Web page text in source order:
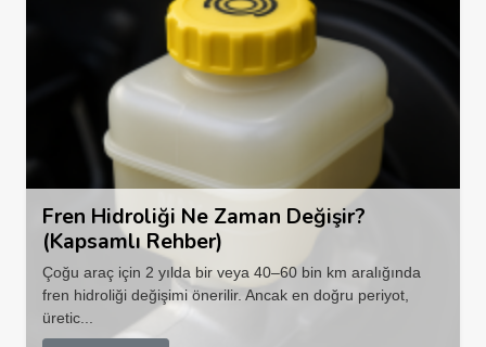
Fren Hidroliği Ne Zaman Değişir?
(Kapsamlı Rehber)
Çoğu araç için 2 yılda bir veya 40–60 bin km aralığında
fren hidroliği değişimi önerilir. Ancak en doğru periyot,
üretic...